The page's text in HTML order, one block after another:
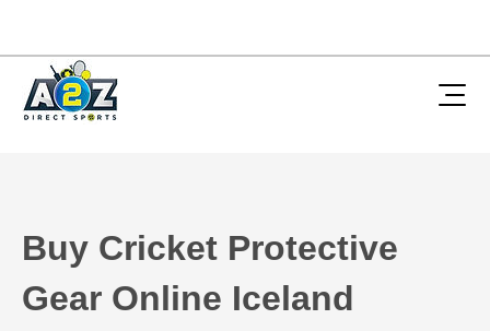
Buy Cricket Protective
Gear Online Iceland